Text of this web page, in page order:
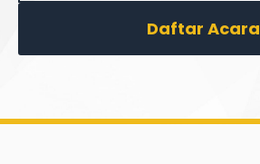
Daftar Acara